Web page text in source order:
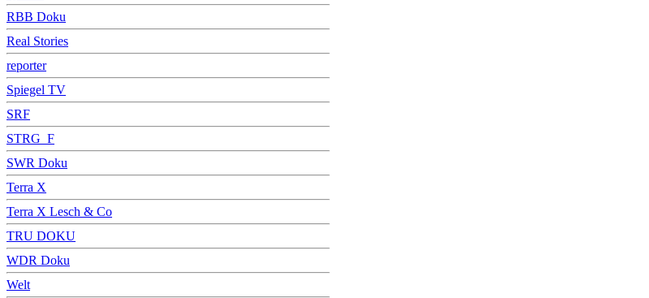
RBB Doku
Real Stories
reporter
Spiegel TV
SRF
STRG_F
SWR Doku
Terra X
Terra X Lesch & Co
TRU DOKU
WDR Doku
Welt